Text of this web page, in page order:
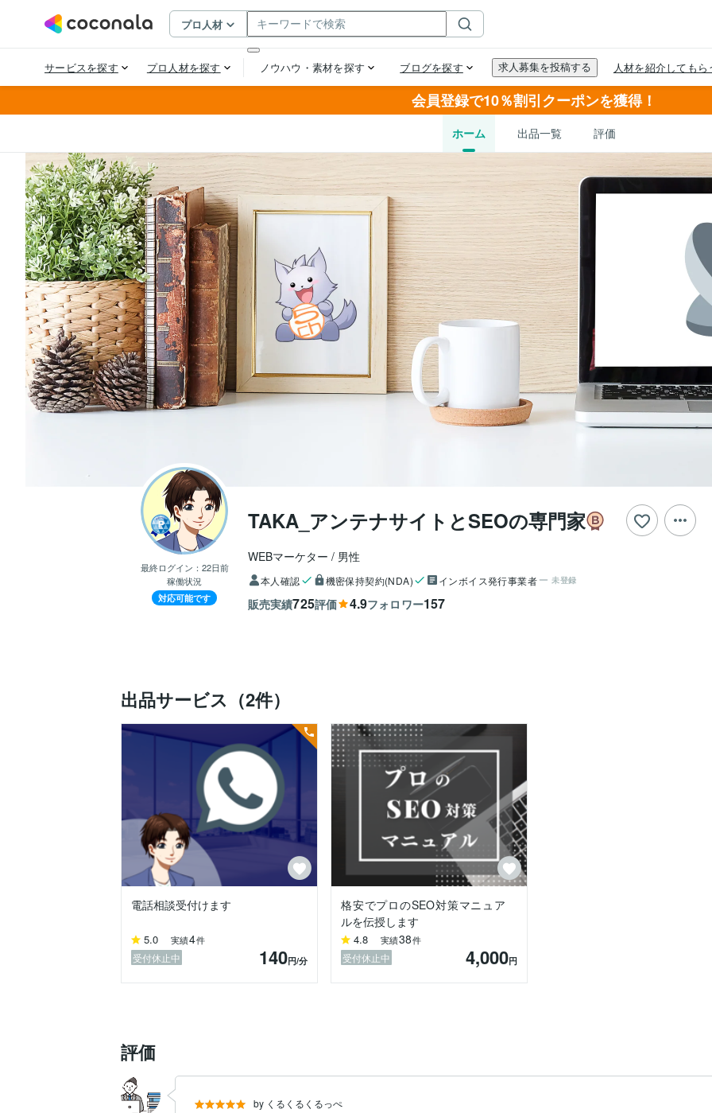
会員登録で10％割引クーポンを獲得！
ホーム 出品一覧 評価
最終ログイン： 22日前
稼働状況
対応可能です
TAKA_アンテナサイトとSEOの専門家
WEBマーケター 男性
本人確認 機密保持契約(NDA) インボイス発行事業者 未登録
販売実績725評価 4.9フォロワー157
出品サービス（2件）
電話相談受付けます
5.0 実績4件
受付休止中 140円/分
格安でプロのSEO対策マニュア
ルを伝授します
4.8 実績38件
受付休止中 4,000円
評価
by くるくるくるっぺ